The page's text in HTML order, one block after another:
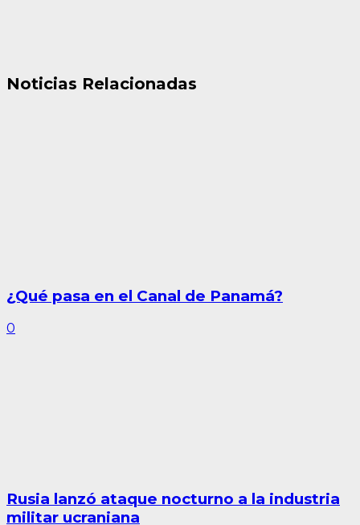
Noticias Relacionadas
¿Qué pasa en el Canal de Panamá?
0
Rusia lanzó ataque nocturno a la industria
militar ucraniana